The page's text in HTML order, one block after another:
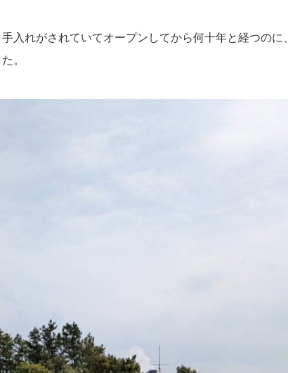
入れがされていてオープンしてから何十年と経つのに、
。